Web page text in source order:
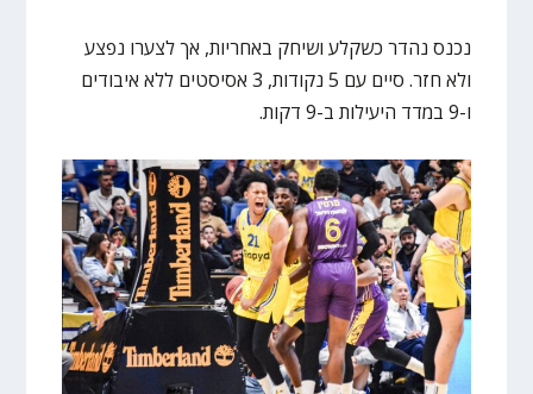
נכנס נהדר כשקלע ושיחק באחריות, אך לצערו נפצע
ולא חזר. סיים עם 5 נקודות, 3 אסיסטים ללא איבודים
ו-9 במדד היעילות ב-9 דקות.